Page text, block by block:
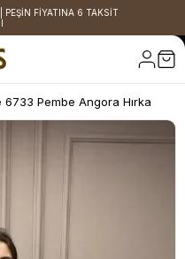
FİYATINA 6 TAKSİT
6733 Pembe Angora Hırka